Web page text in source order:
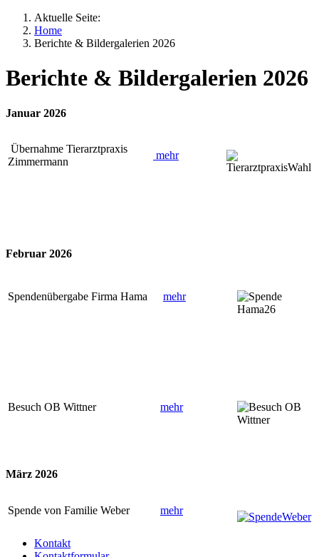
Aktuelle Seite:
Home
Berichte & Bildergalerien 2026
Berichte & Bildergalerien 2026
Januar 2026
Übernahme Tierarztpraxis
Zimmermann
mehr
Februar 2026
Spendenübergabe Firma Hama mehr
Besuch OB Wittner mehr
März 2026
Spende von Familie Weber mehr
Kontakt